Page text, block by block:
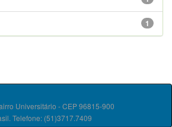
1
Universitário - CEP 96815-900
Telefone: (51)3717.7409